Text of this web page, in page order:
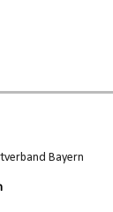
Bayern